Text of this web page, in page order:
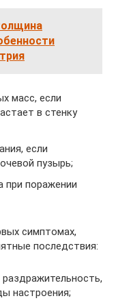
масс, если
в стенку
если
пузырь;
при поражении
симптомах,
последствия:
настроения;